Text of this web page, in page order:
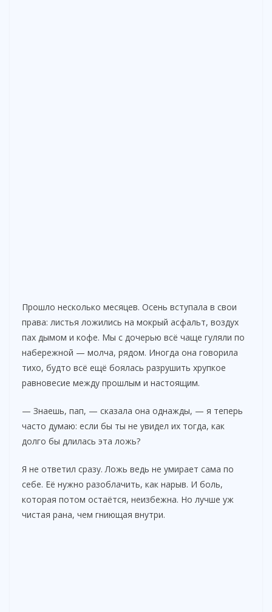
Прошло несколько месяцев. Осень вступала в свои
права: листья ложились на мокрый асфальт, воздух
пах дымом и кофе. Мы с дочерью всё чаще гуляли по
набережной — молча, рядом. Иногда она говорила
тихо, будто всё ещё боялась разрушить хрупкое
равновесие между прошлым и настоящим.
— Знаешь, пап, — сказала она однажды, — я теперь
часто думаю: если бы ты не увидел их тогда, как
долго бы длилась эта ложь?
Я не ответил сразу. Ложь ведь не умирает сама по
себе. Её нужно разоблачить, как нарыв. И боль,
которая потом остаётся, неизбежна. Но лучше уж
чистая рана, чем гниющая внутри.